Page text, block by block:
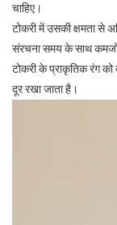
चाहिए।
टोकरी में उसकी क्षमता से
संरचना समय के साथ
टोकरी के प्राकृतिक रंग
दूर रखा जाता है।